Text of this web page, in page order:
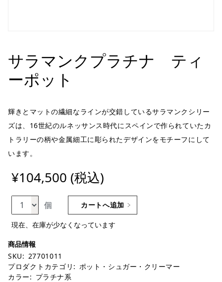
サラマンクプラチナ ティ
ーポット
輝きとマットの繊細なラインが交錯しているサラマンクシリー
ズは、16世紀のルネッサンス時代にスペインで作られていたカ
トラリーの柄や金属細工に彫られたデザインをモチーフにして
います。
¥104,500 (税込)
個 カートへ追加
現在、在庫が少なくなっています
SKU: 27701011
プロダクトカテゴリ: ポット・シュガー・クリーマー
カラー: プラチナ系